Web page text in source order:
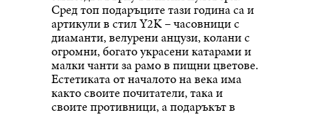
Сред топ подаръците тази година са и
артикули в стил Y2K – часовници с
диаманти, велурени анцузи, колани с
огромни, богато украсени катарами и
малки чанти за рамо в пищни цветове.
Естетиката от началото на века има
както своите почитатели, така и
своите противници, а подаръкът в